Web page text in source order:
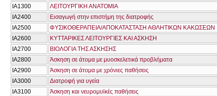
ΙΑ1300
ΛΕΙΤΟΥΡΓΙΚΗ ΑΝΑΤΟΜΙΑ
ΙΑ2400
Εισαγωγή στην επιστήμη της διατροφής
ΙΑ2500
ΦΥΣΙΚΟΘΕΡΑΠΕΙΑ/ΑΠΟΚΑΤΑΣΤΑΣΗ ΑΘΛΗΤΙΚΩΝ ΚΑΚΩΣΕΩΝ
ΙΑ2600
ΚΥΤΤΑΡΙΚΕΣ ΛΕΙΤΟΥΡΓΙΕΣ ΚΑΙ ΑΣΚΗΣΗ
ΙΑ2700
ΒΙΟΛΟΓΙΑ ΤΗΣ ΑΣΚΗΣΗΣ
ΙΑ2800
Άσκηση σε άτομα με μυοσκελετικά προβλήματα
ΙΑ2900
Άσκηση σε άτομα με χρόνιες παθήσεις
ΙΑ3000
Διατροφή για υγεία
ΙΑ3100
Άσκηση και νευρομυϊκές παθήσεις